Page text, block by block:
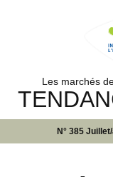
Les marchés
N° 385